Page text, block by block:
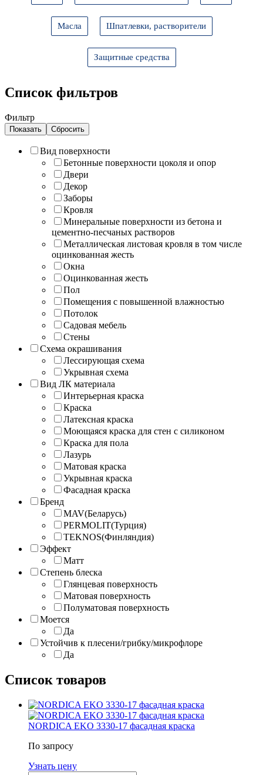
Масла Шпатлевки, растворители
Защитные средства
Список фильтров
Фильтр
Вид поверхности
Бетонные поверхности цоколя и опор
Двери
Декор
Заборы
Кровля
Минеральные поверхности из бетона и
цементно-песчаных растворов
Металлическая листовая кровля в том числе
оцинкованная жесть
Окна
Оцинкованная жесть
Пол
Помещения с повышенной влажностью
Потолок
Садовая мебель
Стены
Схема окрашивания
Лессирующая схема
Укрывная схема
Вид ЛК материала
Интерьерная краска
Краска
Латексная краска
Моющаяся краска для стен с силиконом
Краска для пола
Лазурь
Матовая краска
Укрывная краска
Фасадная краска
Бренд
MAV(Беларусь)
PERMOLIT(Турция)
TEKNOS(Финляндия)
Эффект
Матт
Степень блеска
Глянцевая поверхность
Матовая поверхность
Полуматовая поверхность
Моется
Да
Устойчив к плесени/грибку/микрофлоре
Да
Список товаров
NORDICA EKO 3330-17 фасадная краска
По запросу
Узнать цену